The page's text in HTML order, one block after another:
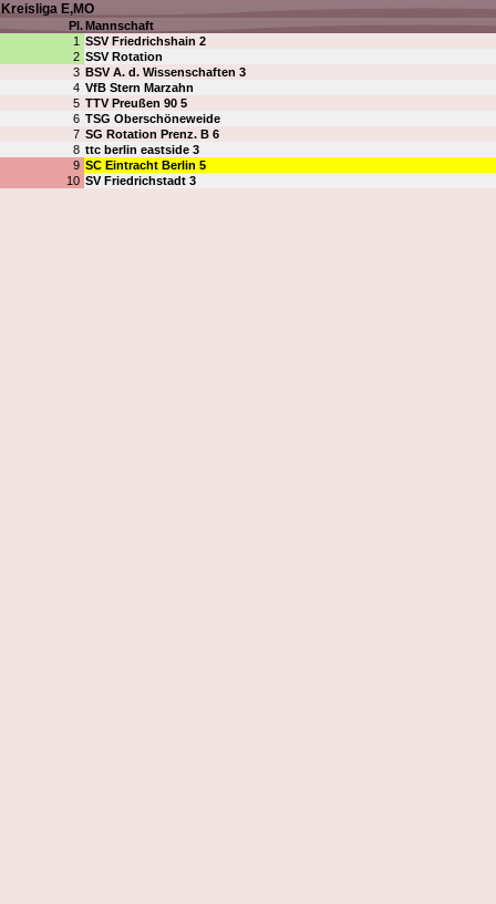
Kreisliga E,MO
Pl.Mannschaft
1 SSV Friedrichshain 2
2 SSV Rotation
3 BSV A. d. Wissenschaften 3
4 VfB Stern Marzahn
5 TTV Preußen 90 5
6 TSG Oberschöneweide
7 SG Rotation Prenz. B 6
8 ttc berlin eastside 3
9 SC Eintracht Berlin 5
10 SV Friedrichstadt 3